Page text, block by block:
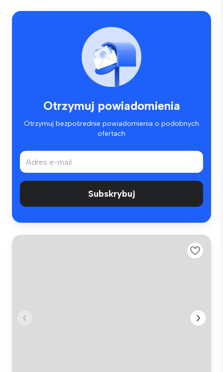
Otrzymuj powiadomienia
Otrzymuj bezpośrednie powiadomienia o podobnych
ofertach
Subskrybuj